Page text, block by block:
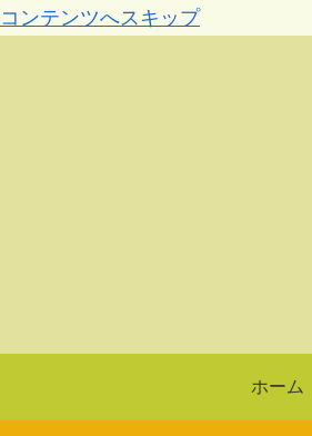
コンテンツへスキップ
ホーム